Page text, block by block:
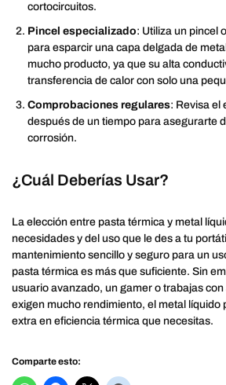
cortocircuitos.
Pincel especializado: Utiliza un pincel
para esparcir una capa delgada de
mucho producto, ya que su alta
transferencia de calor con solo una
Comprobaciones regulares: Revisa el
después de un tiempo para asegurarte
corrosión.
¿Cuál Deberías Usar?
La elección entre pasta térmica y metal
necesidades y del uso que le des a tu
mantenimiento sencillo y seguro para un
pasta térmica es más que suficiente. Sin
usuario avanzado, un gamer o trabajas
exigen mucho rendimiento, el metal líquido
extra en eficiencia térmica que necesitas.
Comparte esto: